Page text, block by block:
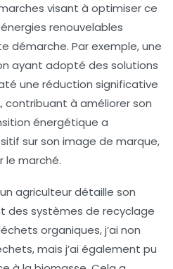
visant à optimiser ce
énergies renouvelables
démarche. Par exemple, une
ayant adopté des solutions
une réduction significative
contribuant à améliorer son
énergétique a
sur son image de marque,
le marché.
agriculteur détaille son
des systèmes de recyclage
organiques, j’ai non
mais j’ai également pu